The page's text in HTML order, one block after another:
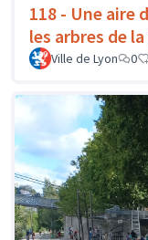
118 - Une aire
les arbres de
Ville de Lyon 0